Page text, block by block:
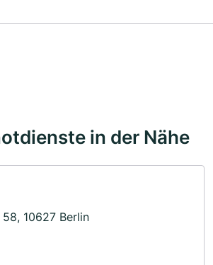
in der Nähe
10627 Berlin